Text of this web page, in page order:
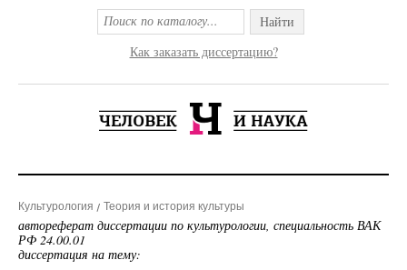
Найти
Как заказать диссертацию?
Культурология Теория и история культуры
автореферат диссертации по культурологии, специальность ВАК
РФ 24.00.01
диссертация на тему: